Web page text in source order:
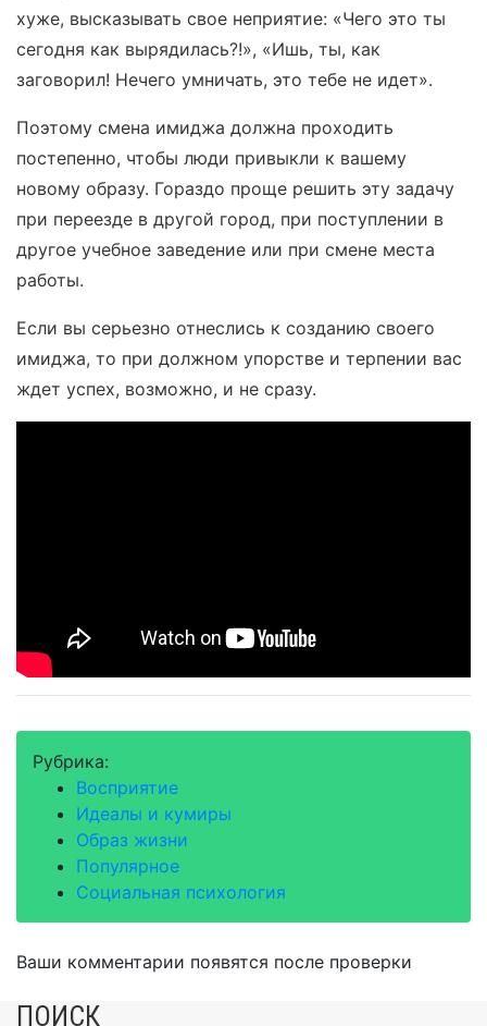
хуже, высказывать свое неприятие: «Чего это ты
сегодня как вырядилась?!», «Ишь, ты, как
заговорил! Нечего умничать, это тебе не идет».
Поэтому смена имиджа должна проходить
постепенно, чтобы люди привыкли к вашему
новому образу. Гораздо проще решить эту задачу
при переезде в другой город, при поступлении в
другое учебное заведение или при смене места
работы.
Если вы серьезно отнеслись к созданию своего
имиджа, то при должном упорстве и терпении вас
ждет успех, возможно, и не сразу.
Рубрика:
Восприятие
Идеалы и кумиры
Образ жизни
Популярное
Социальная психология
Ваши комментарии появятся после проверки
ПОИСК